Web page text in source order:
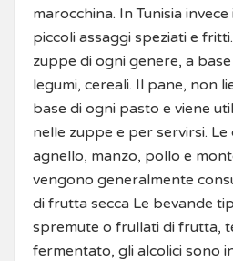
marocchina. In Tunisia
piccoli assaggi speziati e
zuppe di ogni genere, a
legumi, cereali. Il pane, non
base di ogni pasto e viene
nelle zuppe e per servirsi.
agnello, manzo, pollo e
vengono generalmente
di frutta secca Le bevande
spremute o frullati di frutta,
fermentato, gli alcolici sono